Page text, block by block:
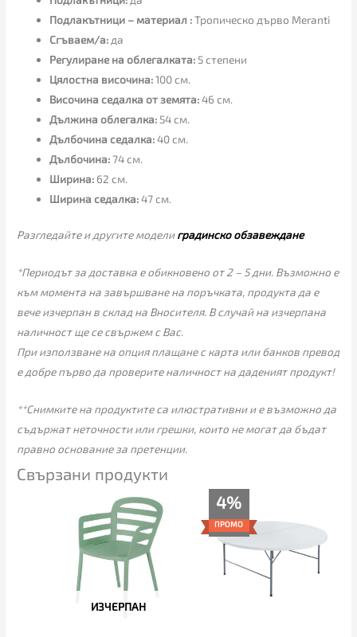
Подлакътници – материал :Тропическо дърво Meranti
Сгъваем/а: да
Регулиране на облегалката: 5 степени
Цялостна височина:100 см.
Височина седалка от земята:46 см.
Дължина облегалка: 54 см.
Дълбочина седалка:40 см.
Дълбочина:74 см.
Ширина: 62 см.
Ширина седалка:47 см.
Разгледайте и другите моделиградинско обзавеждане
*Периодът за доставка е обикновено от 2 – 5 дни. Възможно е
към момента на завършване на поръчката, продукта да е
вече изчерпан в склад на Вносителя. В случай на изчерпана
наличност ще се свържем с Вас.
При използване на опция плащане с карта или банков превод
е добре първо да проверите наличност на даденият продукт!
**Снимките на продуктите са илюстративни и е възможно да
съдържат неточности или грешки, които не могат да бъдат
правно основание за претенции.
Свързани продукти
ИЗЧЕРПАН
4%
ПРОМО
145.00€
(283.60
лв.).
е:
139.00€
лв.).